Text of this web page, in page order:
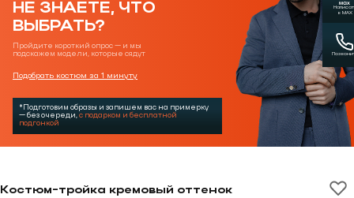
НЕ ЗНАЕТЕ, ЧТО
ВЫБРАТЬ?
Пройдите короткий опрос — и мы
подскажем модели, которые сядут
Подобрать костюм за 1 минуту
*Подготовим образы и запишем вас на примерку
— без очереди, с подарком и бесплатной
подгонкой
Перейти к товару Костюм-тройка кремовый оттенок
Костюм-тройка кремовый оттенок
в MAX